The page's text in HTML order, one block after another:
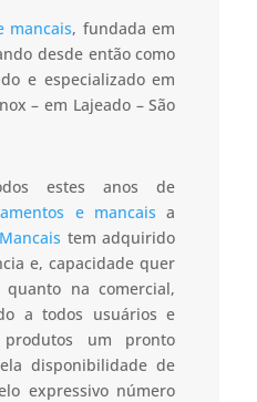
mancais, fundada em
desde então como
e especializado em
– em Lajeado – São
estes anos de
e mancais a
tem adquirido
e, capacidade quer
na comercial,
a todos usuários e
produtos um pronto
disponibilidade de
expressivo número